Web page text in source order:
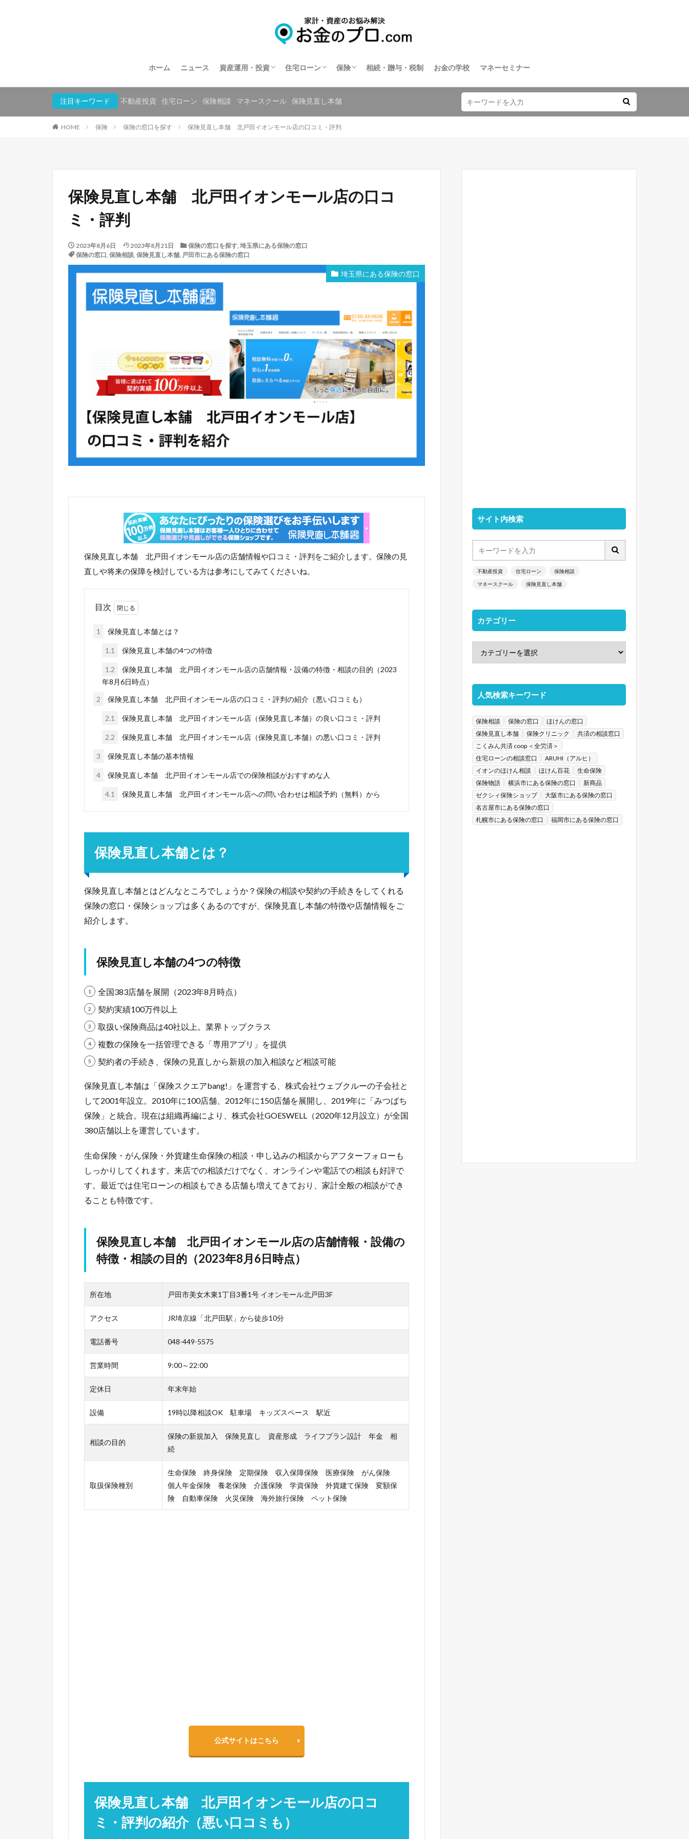
ホーム ニュース 資産運用・投資
不動産投資
住宅ローン
住宅ローン相談
住宅ローンの相談窓口を探す
保険
保険相談
保険の窓口を探す
共済の相談窓口を探す
相続・贈与・税制 お金の学校 マネーセミナー
注目キーワード 不動産投資 住宅ローン 保険相談 マネースクール 保険見直し本舗
HOME 保険 保険の窓口を探す 保険見直し本舗 北戸田イオンモール店の口コミ・評判
保険見直し本舗 北戸田イオンモール店の口コ
ミ・評判
2023年8月6日 2023年8月21日 保険の窓口を探す, 埼玉県にある保険の窓口
保険の窓口, 保険相談, 保険見直し本舗, 戸田市にある保険の窓口
埼玉県にある保険の窓口
保険見直し本舗 北戸田イオンモール店の店舗情報や口コミ・評判をご紹介します。保険の見
直しや将来の保障を検討している方は参考にしてみてくださいね。
目次
1 保険見直し本舗とは？
1.1 保険見直し本舗の4つの特徴
1.2
保険見直し本舗 北戸田イオンモール店の店舗情報・設備の特徴・相談の目的（2023
年8月6日時点）
2
保険見直し本舗 北戸田イオンモール店の口コミ・評判の紹介（悪い口コミも）
2.1 保険見直し本舗 北戸田イオンモール店（保険見直し本舗）の良い口コミ・評判
2.2 保険見直し本舗 北戸田イオンモール店（保険見直し本舗）の悪い口コミ・評判
3 保険見直し本舗の基本情報
4 保険見直し本舗 北戸田イオンモール店での保険相談がおすすめな人
4.1 保険見直し本舗 北戸田イオンモール店への問い合わせは相談予約（無料）から
保険見直し本舗とは？
保険見直し本舗とはどんなところでしょうか？保険の相談や契約の手続きをしてくれる
保険の窓口・保険ショップは多くあるのですが、保険見直し本舗の特徴や店舗情報をご
紹介します。
保険見直し本舗の4つの特徴
全国383店舗を展開（2023年8月時点）
契約実績100万件以上
取扱い保険商品は40社以上。業界トップクラス
複数の保険を一括管理できる「専用アプリ」を提供
契約者の手続き、保険の見直しから新規の加入相談など相談可能
保険見直し本舗は「保険スクエアbang!」を運営する、株式会社ウェブクルーの子会社と
して2001年設立。2010年に100店舗、2012年に150店舗を展開し、2019年に「みつばち
保険」と統合。現在は組織再編により、株式会社GOESWELL（2020年12月設立）が全国
380店舗以上を運営しています。
生命保険・がん保険・外貨建生命保険の相談・申し込みの相談からアフターフォローも
しっかりしてくれます。来店での相談だけでなく、オンラインや電話での相談も好評で
す。最近では住宅ローンの相談もできる店舗も増えてきており、家計全般の相談ができ
ることも特徴です。
保険見直し本舗 北戸田イオンモール店の店舗情報・設備の
特徴・相談の目的（2023年8月6日時点）
所在地 戸田市美女木東1丁目3番1号 イオンモール北戸田3F
アクセス JR埼京線「北戸田駅」から徒歩10分
電話番号 048-449-5575
営業時間 9:00～22:00
定休日 年末年始
設備 19時以降相談OK 駐車場 キッズスペース 駅近
相談の目的
保険の新規加入 保険見直し 資産形成 ライフプラン設計 年金 相
続
取扱保険種別
生命保険 終身保険 定期保険 収入保障保険 医療保険 がん保険
個人年金保険 養老保険 介護保険 学資保険 外貨建て保険 変額保
険 自動車保険 火災保険 海外旅行保険 ペット保険
公式サイトはこちら
保険見直し本舗 北戸田イオンモール店の口コ
ミ・評判の紹介（悪い口コミも）
サイト内検索
不動産投資 住宅ローン 保険相談
マネースクール 保険見直し本舗
カテゴリー
人気検索キーワード
保険相談 保険の窓口
ほけんの窓口
保険見直し本舗
保険クリニック
共済の相談窓口
こくみん共済 coop ＜全労済＞
住宅ローンの相談窓口
ARUHI（アルヒ）
イオンのほけん相談
ほけん百花
生命保険
保険物語
横浜市にある保険の窓口
新商品
ゼクシィ保険ショップ
大阪市にある保険の窓口
名古屋市にある保険の窓口
札幌市にある保険の窓口
福岡市にある保険の窓口